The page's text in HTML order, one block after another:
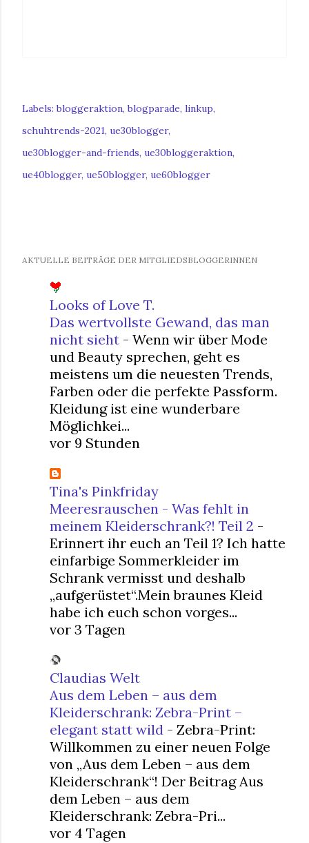
Labels: bloggeraktion blogparade linkup
schuhtrends-2021 ue30blogger
ue30blogger-and-friends ue30bloggeraktion
ue40blogger ue50blogger ue60blogger
AKTUELLE BEITRÄGE DER MITGLIEDSBLOGGERINNEN
Looks of Love T.
Das wertvollste Gewand, das man
nicht sieht - Wenn wir über Mode
und Beauty sprechen, geht es
meistens um die neuesten Trends,
Farben oder die perfekte Passform.
Kleidung ist eine wunderbare
Möglichkei...
vor 9 Stunden
Tina's Pinkfriday
Meeresrauschen - Was fehlt in
meinem Kleiderschrank?! Teil 2 -
Erinnert ihr euch an Teil 1? Ich hatte
einfarbige Sommerkleider im
Schrank vermisst und deshalb
„aufgerüstet“.Mein braunes Kleid
habe ich euch schon vorges...
vor 3 Tagen
Claudias Welt
Aus dem Leben – aus dem
Kleiderschrank: Zebra-Print –
elegant statt wild - Zebra-Print:
Willkommen zu einer neuen Folge
von „Aus dem Leben – aus dem
Kleiderschrank“! Der Beitrag Aus
dem Leben – aus dem
Kleiderschrank: Zebra-Pri...
vor 4 Tagen